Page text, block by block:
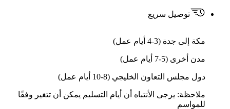
توصيل سريع
مكة إلى جدة (3-4 أيام عمل)
مدن أخرى (5-7 أيام عمل)
دول مجلس التعاون الخليجي (8-10 أيام عمل)
ملاحظة: يرجى الأنتباه أن أيام التسليم يمكن أن تتغير وفقًا
للمواسم